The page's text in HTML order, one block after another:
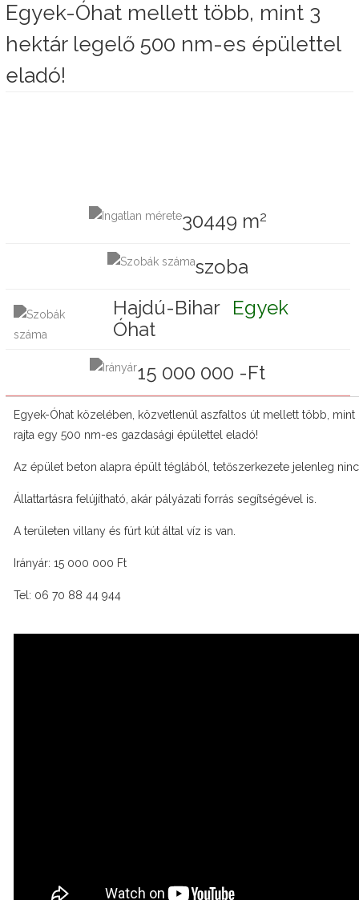
Egyek-Óhat mellett több, mint 3
hektár legelő 500 nm-es épülettel
eladó!
30449 m2
szoba
Hajdú-Bihar Egyek
Óhat
15 000 000 -Ft
Egyek-Óhat közelében, közvetlenül aszfaltos út mellett több,
rajta egy 500 nm-es gazdasági épülettel eladó!
Az épület beton alapra épült téglából, tetőszerkezete jelenleg
Állattartásra felújítható, akár pályázati forrás segítségével is.
A területen villany és fúrt kút által víz is van.
Irányár: 15 000 000 Ft
Tel: 06 70 88 44 944